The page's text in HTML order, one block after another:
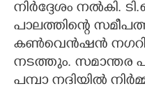
നിർദ്ദേശം നൽകി.
പാലത്തിന്റെ
കൺവെൻഷൻ
നടത്തും. സമാന്തര
പമ്പാ നദിയിൽ